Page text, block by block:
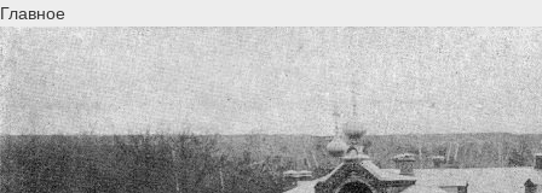
Главное